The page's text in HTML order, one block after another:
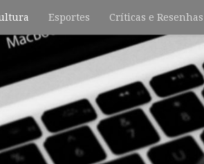
Esportes Críticas e Resenhas